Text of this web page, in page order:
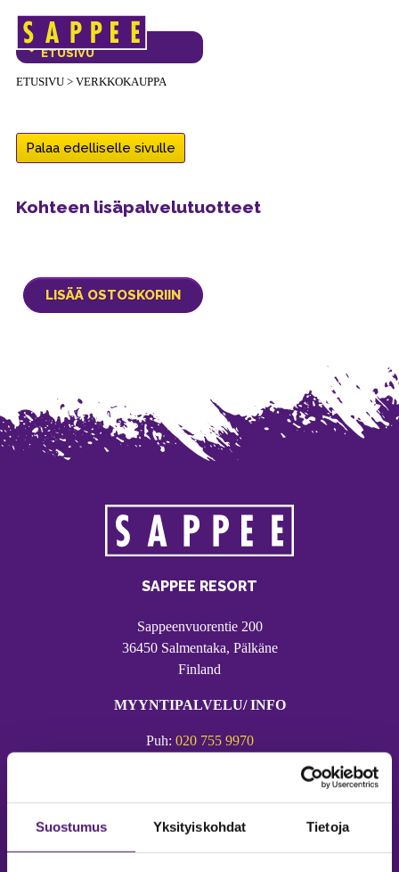
Suostumus Yksityiskohdat Tietoja
Päävalikko
ETUSIVU> VERKKOKAUPPA
VERKKOKAUPAN
ETUSIVU
Palaa edelliselle sivulle
Kohteen lisäpalvelutuotteet
SAPPEE RESORT
Sappeenvuorentie 200
36450 Salmentaka, Pälkäne
Finland
MYYNTIPALVELU/ INFO
Puh: 020 755 9970